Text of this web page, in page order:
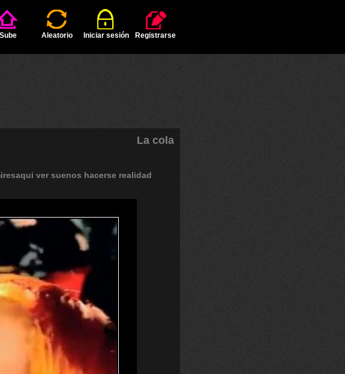
Sube Aleatorio Iniciar sesión Registrarse
La cola
ver suenos hacerse realidad